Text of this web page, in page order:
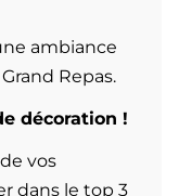
ambiance
Repas.
décoration !
vos
dans le top 3